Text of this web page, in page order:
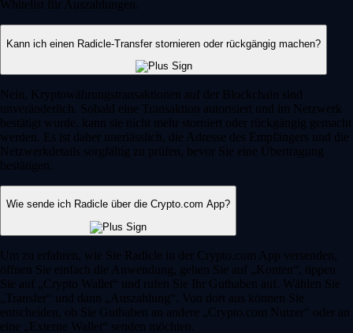
Whitelist für Auszahlungen.
Kann ich einen Radicle-Transfer stornieren oder rückgängig machen?
Nein, Kryptowährungstransaktionen auf der Blockchain sind
unveränderlich. Sobald eine Transaktion autorisiert und im Netzwerk
bestätigt wurde, kann sie nicht mehr storniert oder rückgängig gemacht
werden. Es ist daher unerlässlich, die Adresse des Empfängers und die
Netzwerkdetails sorgfältig zu prüfen, bevor Sie eine Übertragung
bestätigen.
Wie sende ich Radicle über die Crypto.com App?
Um zu erfahren, wie Sie Radicle in der Crypto.com App versenden,
öffnen Sie einfach die Anwendung, gehen Sie auf „Konten“, tippen
Sie auf „Crypto Wallet“ und rufen Sie Ihr Guthaben auf. Wählen Sie
„Transfer“ und dann „Auszahlung“. Von dort aus können Sie
entscheiden, ob Sie Guthaben an andere „Crypto.com Nutzer“ oder an
eine „Externe Wallet“ senden möchten.